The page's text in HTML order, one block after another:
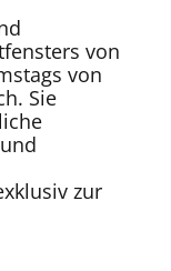
von
von
Sie
zur